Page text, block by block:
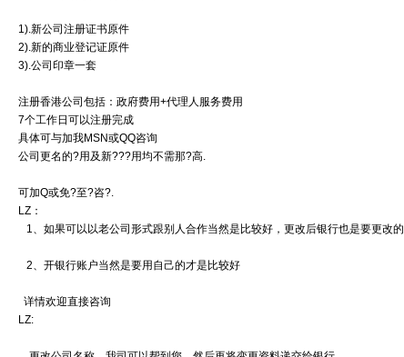
1).新公司注册证书原件
2).新的商业登记证原件
3).公司印章一套
注册香港公司包括：政府费用+代理人服务费用
7个工作日可以注册完成
具体可与加我MSN或QQ咨询
公司更名的?用及新???用均不需那?高.
可加Q或免?至?咨?.
LZ：
1、如果可以以老公司形式跟别人合作当然是比较好，更改后银行也是要更改的
2、开银行账户当然是要用自己的才是比较好
详情欢迎直接咨询
LZ: